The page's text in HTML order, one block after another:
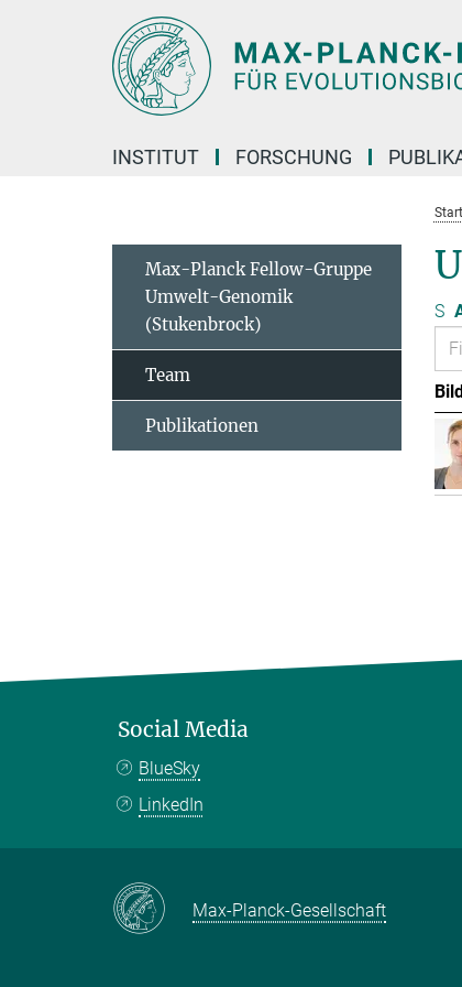
INSTITUT FORSCHUNG
S
Max-Planck Fellow-Gruppe
Umwelt-Genomik
(Stukenbrock)
Team
Publikationen
Social Media
BlueSky
LinkedIn
Max-Planck-Gesellschaft